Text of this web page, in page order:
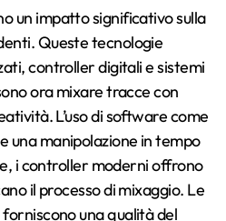
un impatto significativo sulla
Queste tecnologie
controller digitali e sistemi
ora mixare tracce con
L’uso di software come
una manipolazione in tempo
i controller moderni offrono
il processo di mixaggio. Le
una qualità del